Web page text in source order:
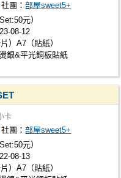
社團：部屋sweet5+
元）
08-12
）A7（貼紙）
銀&平光銅板貼紙
卡
社團：部屋sweet5+
元）
08-13
）A7（貼紙）